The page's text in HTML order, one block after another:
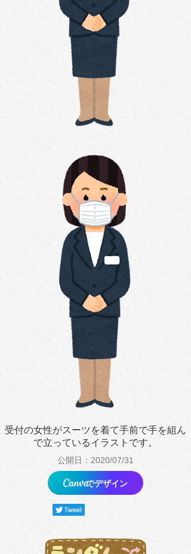
受付の女性がスーツを着て手前で手を組ん
で立っているイラストです。
公開日：2020/07/31
でデザイン